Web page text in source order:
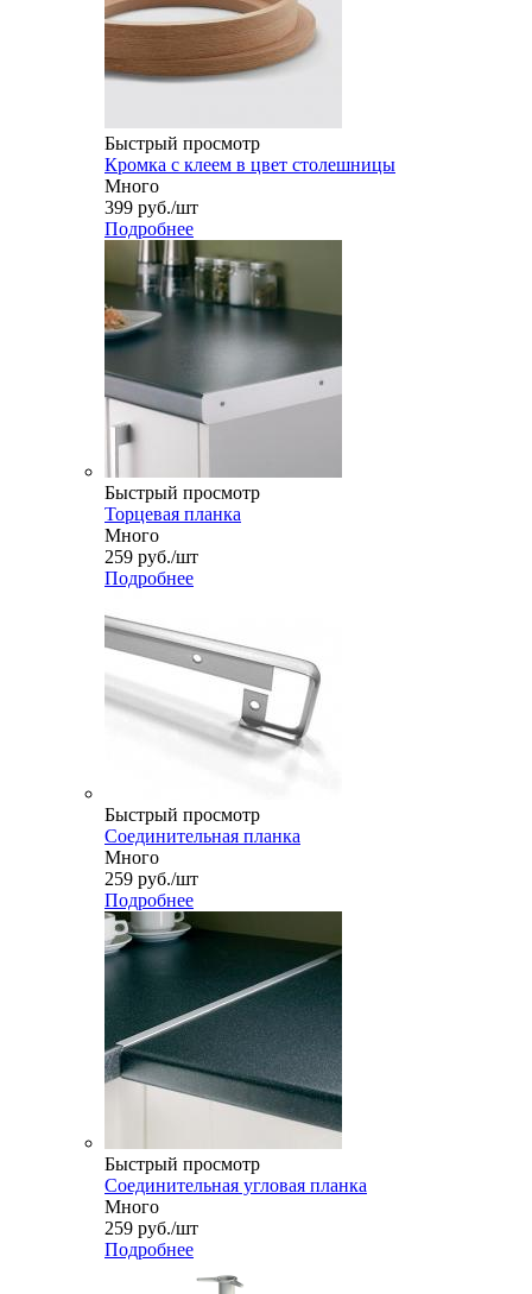
Быстрый просмотр
Кромка с клеем в цвет столешницы
Много
399 руб./шт
Подробнее
Быстрый просмотр
Торцевая планка
Много
259 руб./шт
Подробнее
Быстрый просмотр
Соединительная планка
Много
259 руб./шт
Подробнее
Быстрый просмотр
Соединительная угловая планка
Много
259 руб./шт
Подробнее